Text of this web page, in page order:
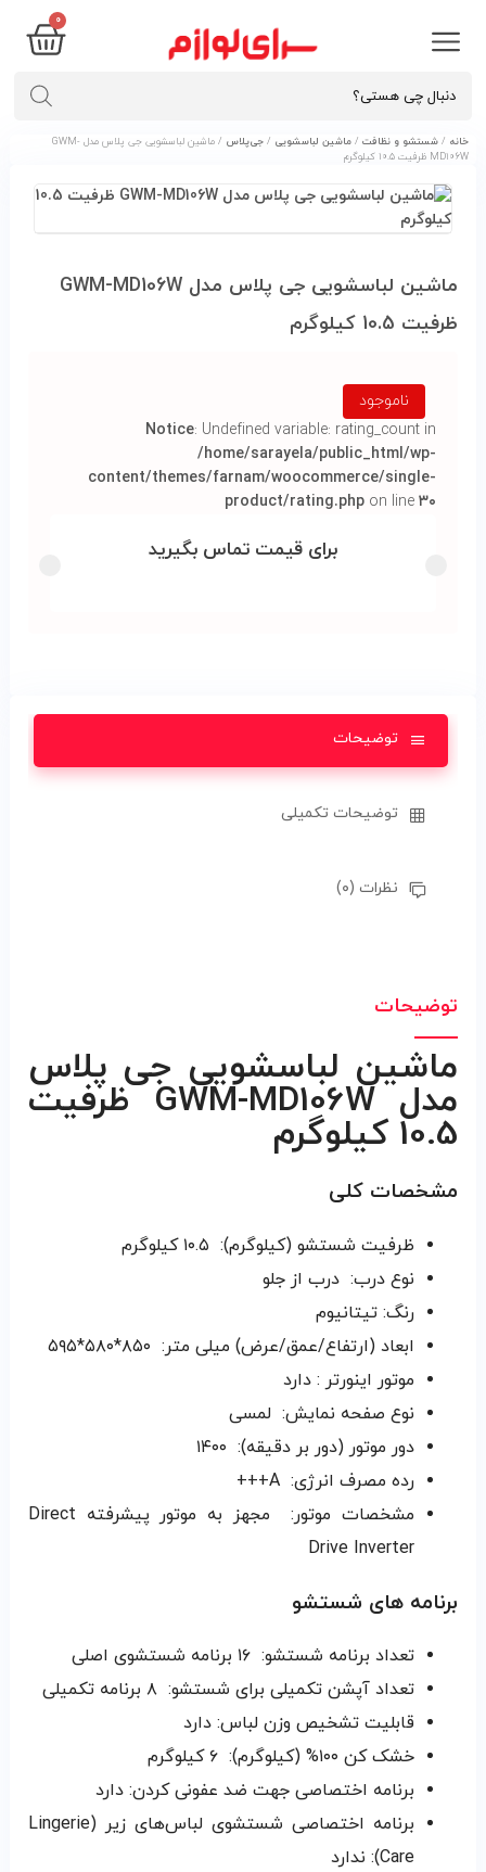
۰
خانه / شستشو و نظافت/ ماشین لباسشویی / جی‌پلاس
/ ماشین لباسشویی جی پلاس مدل GWM-
MD106W ظرفیت 10.5 کیلوگرم
ماشین لباسشویی جی پلاس مدل GWM-MD106W
ظرفیت 10.5 کیلوگرم
ناموجود
Notice: Undefined variable: rating_count in
/home/sarayela/public_html/wp-
content/themes/farnam/woocommerce/single-
product/rating.php on line۳۰
برای قیمت تماس بگیرید
توضیحات
توضیحات تکمیلی
نظرات (۰)
توضیحات
ماشین لباسشویی جی پلاس
مدل GWM-MD106W ظرفیت
10.5 کیلوگرم
مشخصات کلی
ظرفیت شستشو (کیلوگرم):
نوع درب: درب از جلو
رنگ: تیتانیوم
ابعاد (ارتفاع/عمق/عرض) میلی متر:
موتور اینورتر : دارد
نوع صفحه نمایش: لمسی
دور موتور (دور بر دقیقه):
رده مصرف انرژی:
مشخصات موتور:
مجهز به موتور پیشرفته Direct
Drive Inverter
برنامه های شستشو
تعداد برنامه شستشو:
تعداد آپشن تکمیلی برای شستشو:
قابلیت تشخیص وزن لباس: دارد
خشک کن ۱۰۰% (کیلوگرم):
برنامه اختصاصی جهت ضد عفونی کردن: دارد
برنامه اختصاصی شستشوی لباس‌های زیر (Lingerie
Care): ندارد